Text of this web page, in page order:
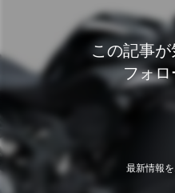
この記事
フォロ
最新情報